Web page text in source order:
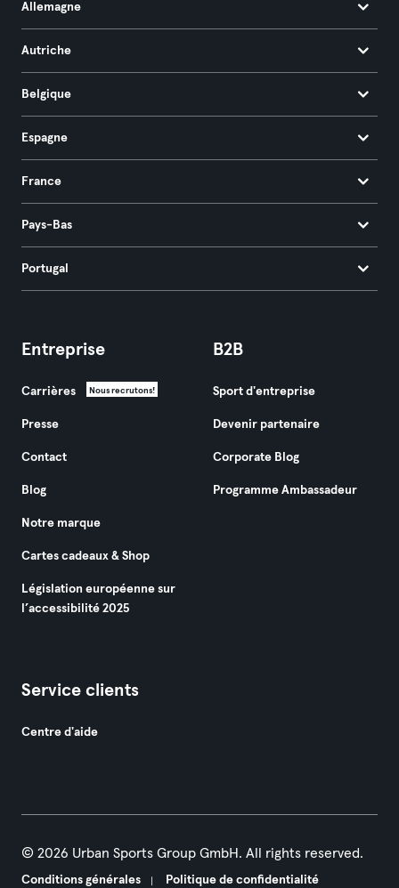
Allemagne
Autriche
Belgique
Espagne
France
Pays-Bas
Portugal
Entreprise
Carrières Nous recrutons!
Presse
Contact
Blog
Notre marque
Cartes cadeaux & Shop
Législation européenne sur
l’accessibilité 2025
B2B
Sport d'entreprise
Devenir partenaire
Corporate Blog
Programme Ambassadeur
Service clients
Centre d'aide
© 2026 Urban Sports Group GmbH. All rights reserved.
Conditions générales Politique de confidentialité